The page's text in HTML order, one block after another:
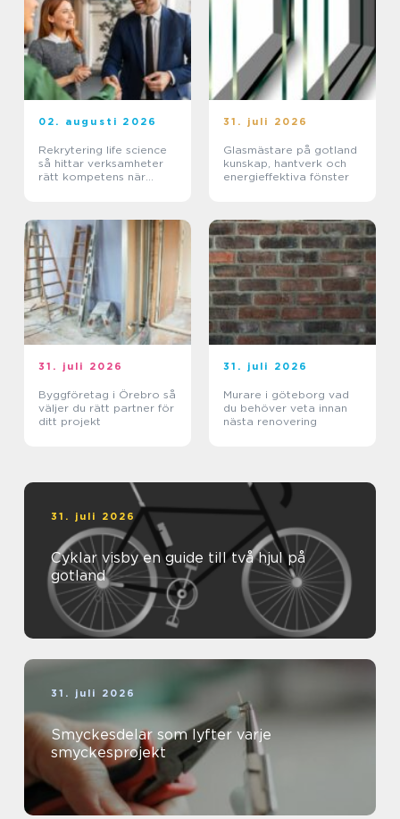
02. augusti 2026
Rekrytering life science
så hittar verksamheter
rätt kompetens när
31. juli 2026
Glasmästare på gotland
kunskap, hantverk och
energieffektiva fönster
31. juli 2026
Byggföretag i Örebro så
väljer du rätt partner för
ditt projekt
31. juli 2026
Murare i göteborg vad
du behöver veta innan
nästa renovering
31. juli 2026
Cyklar visby en guide till två hjul på
gotland
31. juli 2026
Smyckesdelar som lyfter varje
smyckesprojekt